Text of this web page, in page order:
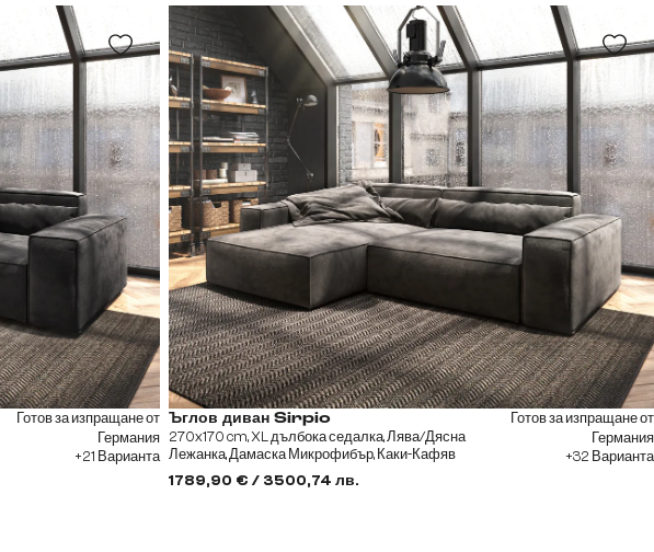
Готов за изпращане от
Германия
+21 Варианта
Ъглов диван Sirpio
270x170 cm, XL дълбока седалка, Лява/Дясна
Лежанка, Дамаска Микрофибър, Каки-Кафяв
1789,90 € / 3500,74 лв.
Готов за изпращане от
Германия
+32 Варианта